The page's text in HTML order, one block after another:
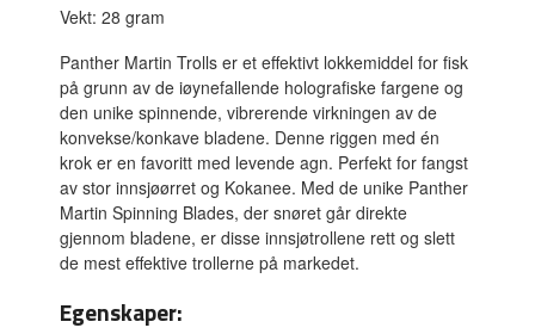
Vekt: 28 gram
Panther Martin Trolls er et effektivt lokkemiddel for fisk
på grunn av de iøynefallende holografiske fargene og
den unike spinnende, vibrerende virkningen av de
konvekse/konkave bladene. Denne riggen med én
krok er en favoritt med levende agn. Perfekt for fangst
av stor innsjøørret og Kokanee. Med de unike Panther
Martin Spinning Blades, der snøret går direkte
gjennom bladene, er disse innsjøtrollene rett og slett
de mest effektive trollerne på markedet.
Egenskaper: